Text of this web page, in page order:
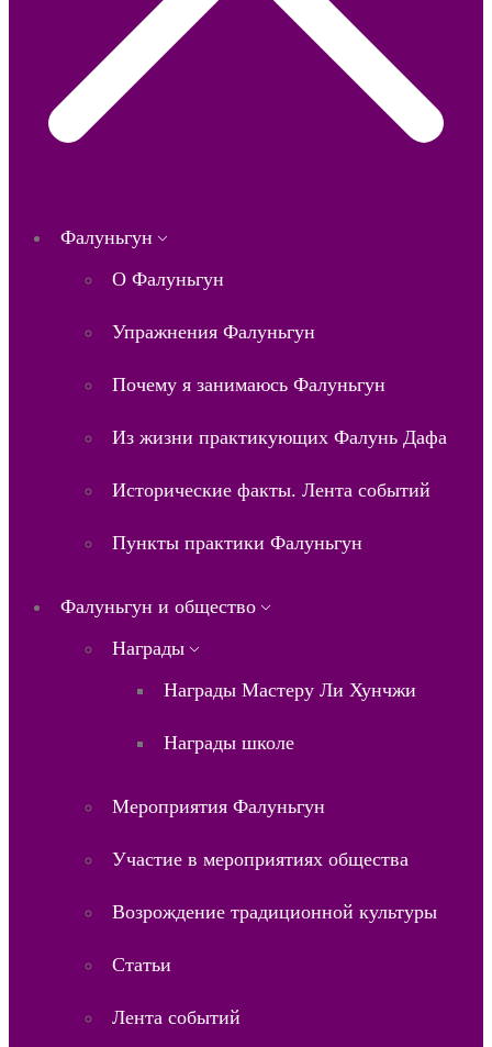
Фалуньгун
О Фалуньгун
Упражнения Фалуньгун
Почему я занимаюсь Фалуньгун
Из жизни практикующих Фалунь Дафа
Исторические факты. Лента событий
Пункты практики Фалуньгун
Фалуньгун и общество
Награды
Награды Мастеру Ли Хунчжи
Награды школе
Мероприятия Фалуньгун
Участие в мероприятиях общества
Возрождение традиционной культуры
Статьи
Лента событий